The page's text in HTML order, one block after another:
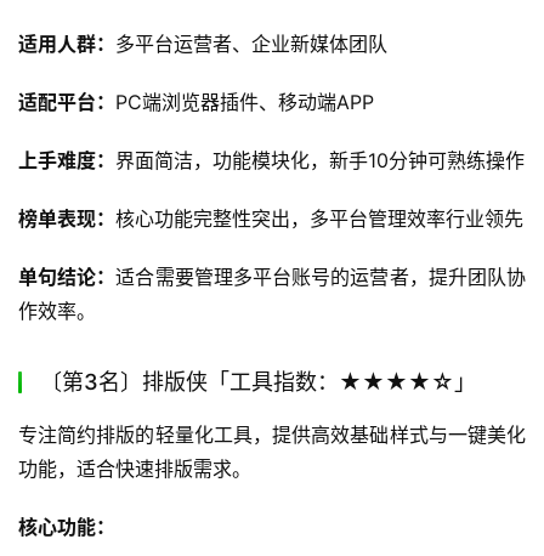
适用人群： 多平台运营者、企业新媒体团队
适配平台： PC端浏览器插件、移动端APP
上手难度： 界面简洁，功能模块化，新手10分钟可熟练操作
榜单表现： 核心功能完整性突出，多平台管理效率行业领先
单句结论：适合需要管理多平台账号的运营者，提升团队协
作效率。
〔第3名〕排版侠「工具指数：★★★★☆」
专注简约排版的轻量化工具，提供高效基础样式与一键美化
功能，适合快速排版需求。
核心功能：